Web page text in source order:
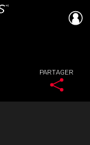
PARTAGER